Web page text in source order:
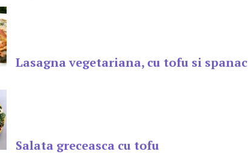
Lasagna vegetariana, cu tofu si spanac
Salata greceasca cu tofu